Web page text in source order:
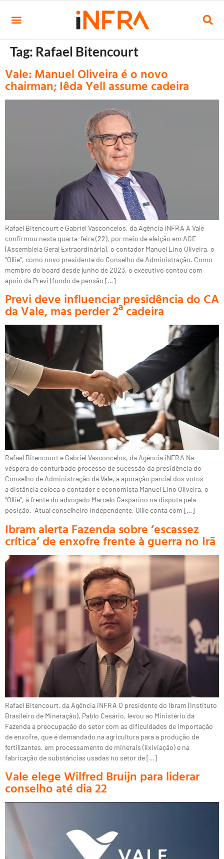
Tag: Rafael Bitencourt
Vale: Manuel Oliveira é o novo
chairman; Iêda Yell assume cadeira
Rafael Bitencourt e Gabriel Vasconcelos, da Agência iNFRA A Vale
confirmou nesta quarta-feira (22), por meio de eleição em AGE
(Assembleia Geral Extraordinária), o contador Manuel Lino Oliveira, o
“Ollie”, como novo presidente do Conselho de Administração. Como
membro do board desde junho de 2023, o executivo contou com
apoio da Previ (fundo de pensão […]
Previ deve influenciar presidência do CA
da Vale, mas perder 2ª cadeira
Rafael Bitencourt e Gabriel Vasconcelos, da Agência iNFRA Na
véspera do conturbado processo de sucessão da presidência do
Conselho de Administração da Vale, a apuração parcial dos votos
a distância coloca o contador e economista Manuel Lino Oliveira, o
“Ollie”, à frente do advogado Marcelo Gasparino na disputa pela
posição. Atual conselheiro independente, Ollie conta com […]
Ibram alerta Fazenda sobre ‘escassez
crítica’ de enxofre frente à guerra no Irã
Rafael Bitencourt, da Agência iNFRA O presidente do Ibram (Instituto
Brasileiro de Mineração), Pablo Cesário, levou ao Ministério da
Fazenda a preocupação do setor com as dificuldades de importação
de enxofre, que é demandado na agricultura para a produção de
fertilizantes, em processamento de minerais (lixiviação) e na
fabricação de substâncias usadas no setor de […]
Vale elege Wilfred Bruijn para liderar
conselho até dia 22